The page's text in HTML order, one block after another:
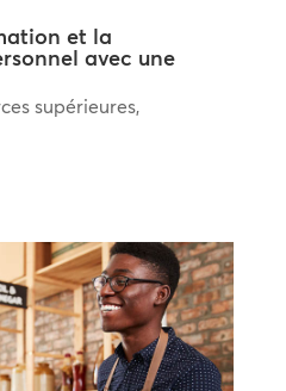
et la
avec une
supérieures,